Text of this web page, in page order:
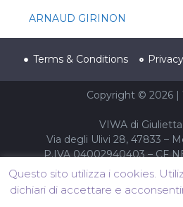
ARNAUD GIRINON
Terms & Conditions
Copyright © 2026 |
VIWA di
Via degli Ulivi 28, 47833 –
P.IVA 04002940403 – CF
Questo sito utilizza i cookies.
dichiari di accettare e